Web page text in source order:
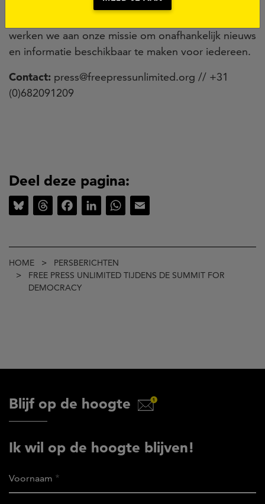
journalisten samen met ruim 300 lokale
werken we aan onze missie om onafhankelijk nieuws
en informatie beschikbaar te maken voor iedereen.
Contact: press@freepressunlimited.org // +31
(0)682091209
Deel deze pagina:
Bluesky ThreadsFacebookLinkedInWhatsApp
Kruimelpad
HOME
PERSBERICHTEN
FREE PRESS UNLIMITED TIJDENS DE SUMMIT FOR
DEMOCRACY
Blijf op de hoogte
Ik wil op de hoogte blijven!
Voornaam